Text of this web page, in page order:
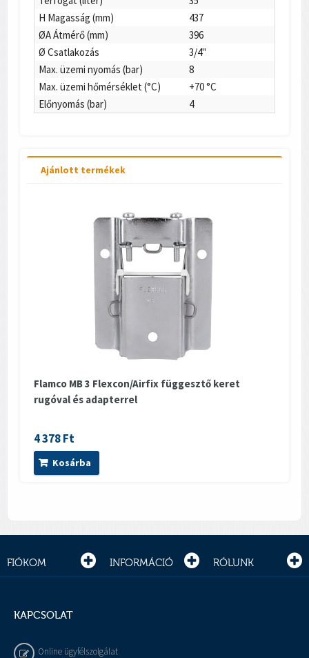
H Magasság (mm)
437
ØA Átmérő (mm)
396
Ø Csatlakozás
3/4"
Max. üzemi nyomás (bar)
8
Max. üzemi hőmérséklet (°C)
+70 °C
Előnyomás (bar)
4
Ajánlott termékek
Flamco MB 3 Flexcon/Airfix függesztő keret
rugóval és adapterrel
4 378 Ft
Kosárba
FIÓKOM INFORMÁCIÓ RÓLUNK
KAPCSOLAT
Online ügyfélszolgálat